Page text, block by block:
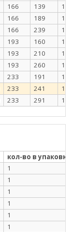
166 139 101
166 189 101
166 239 101
193 160 128
193 210 128
193 260 128
233 191 168
233 241 168
233 291 168
кол-во в упаковке
1
1
1
1
1
1